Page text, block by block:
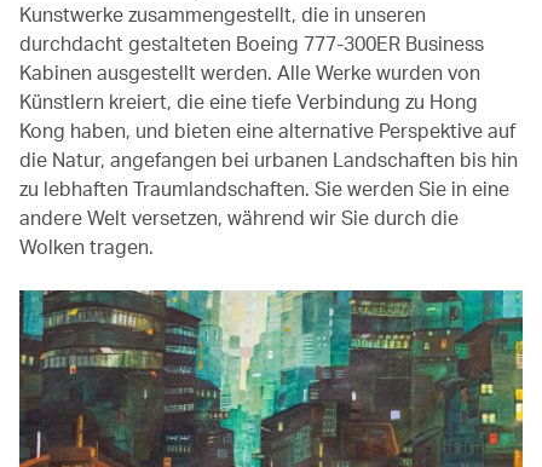
Kunstwerke zusammengestellt, die in unseren
durchdacht gestalteten Boeing 777-300ER Business
Kabinen ausgestellt werden. Alle Werke wurden von
Künstlern kreiert, die eine tiefe Verbindung zu Hong
Kong haben, und bieten eine alternative Perspektive auf
die Natur, angefangen bei urbanen Landschaften bis hin
zu lebhaften Traumlandschaften. Sie werden Sie in eine
andere Welt versetzen, während wir Sie durch die
Wolken tragen.